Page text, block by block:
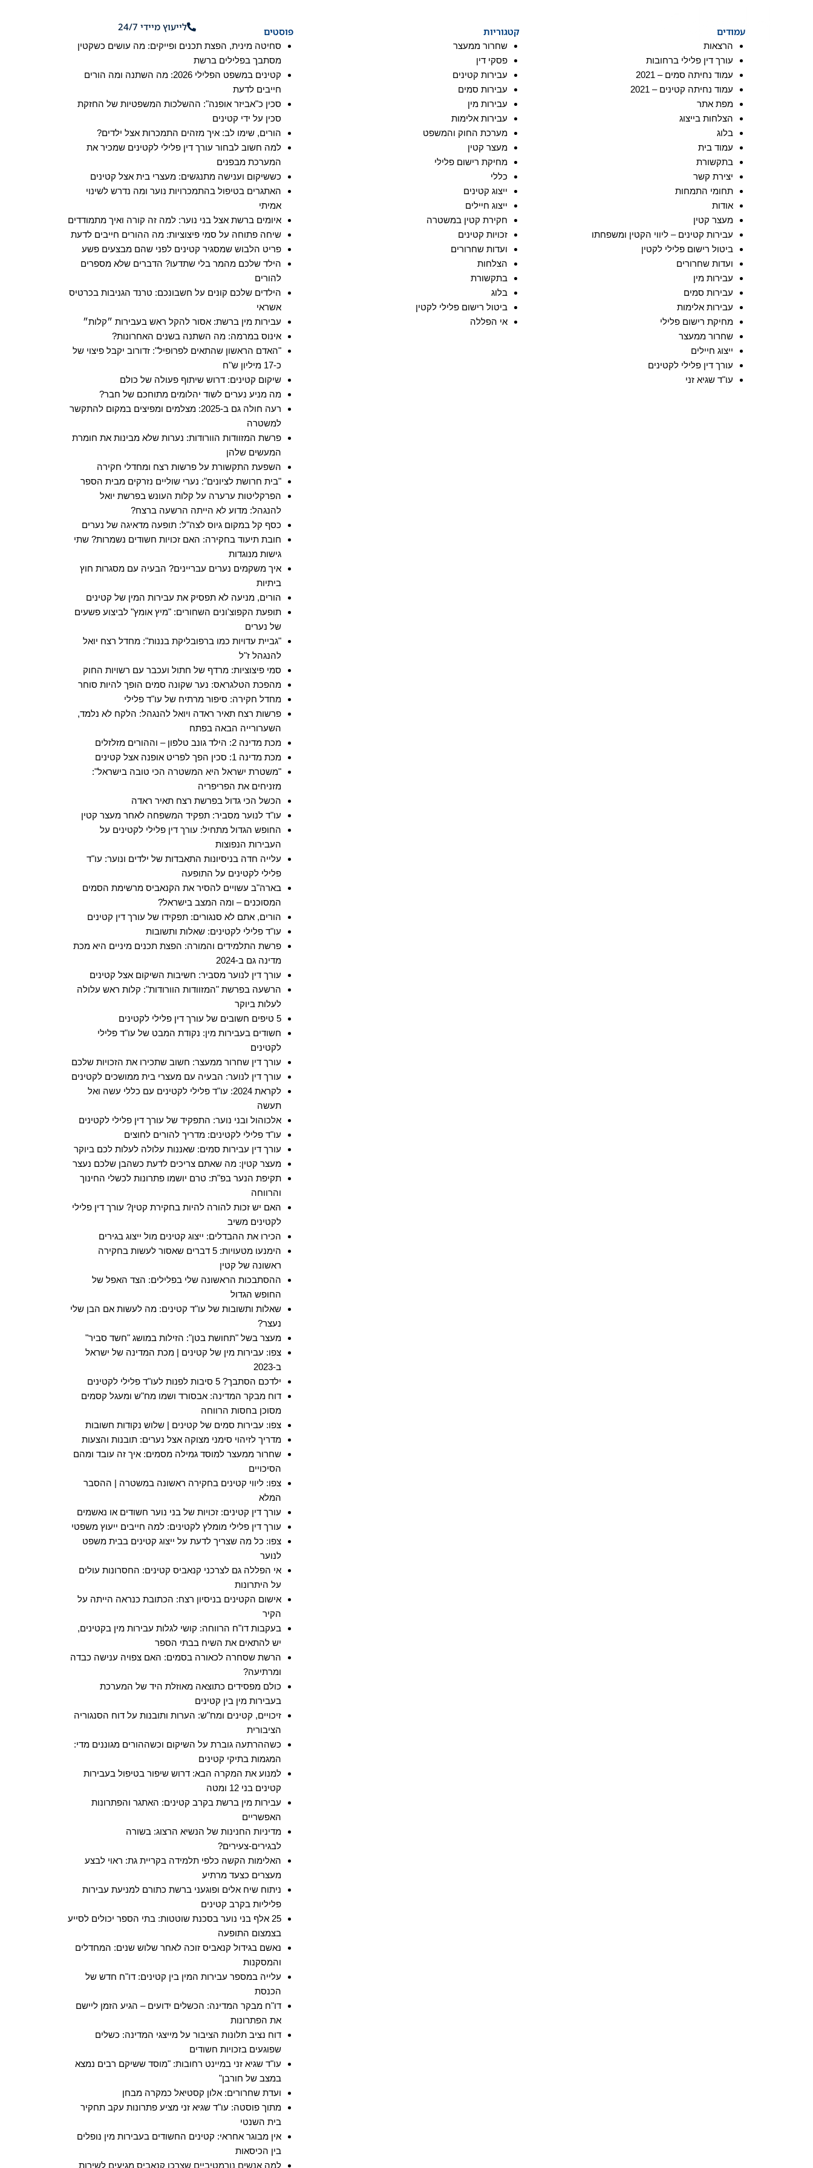
תחומי התמחות יצירת קשר לייעוץ מיידי 24/7 עמודים
הרצאות
עורך דין פלילי ברחובות
עמוד נחיתה סמים – 2021
עמוד נחיתה קטינים – 2021
מפת אתר
הצלחות בייצוג
בלוג
עמוד בית
בתקשורת
יצירת קשר
תחומי התמחות
אודות
מעצר קטין
עבירות קטינים – ליווי הקטין ומשפחתו
ביטול רישום פלילי לקטין
ועדות שחרורים
עבירות מין
עבירות סמים
עבירות אלימות
מחיקת רישום פלילי
שחרור ממעצר
ייצוג חיילים
עורך דין פלילי לקטינים
עו"ד שגיא זני
קטגוריות
שחרור ממעצר
פסקי דין
עבירות קטינים
עבירות סמים
עבירות מין
עבירות אלימות
מערכת החוק והמשפט
מעצר קטין
מחיקת רישום פלילי
כללי
ייצוג קטינים
ייצוג חיילים
חקירת קטין במשטרה
זכויות קטינים
ועדות שחרורים
הצלחות
בתקשורת
בלוג
ביטול רישום פלילי לקטין
אי הפללה
פוסטים
סחיטה מינית, הפצת תכנים ופייקים: מה עושים כשקטין
מסתבך בפלילים ברשת
קטינים במשפט הפלילי 2026: מה השתנה ומה הורים
חייבים לדעת
סכין כ"אביזר אופנה": ההשלכות המשפטיות של החזקת
סכין על ידי קטינים
הורים, שימו לב: איך מזהים התמכרות אצל ילדים?
למה חשוב לבחור עורך דין פלילי לקטינים שמכיר את
המערכת מבפנים
כששיקום וענישה מתנגשים: מעצרי בית אצל קטינים
האתגרים בטיפול בהתמכרויות נוער ומה נדרש לשינוי
אמיתי
איומים ברשת אצל בני נוער: למה זה קורה ואיך מתמודדים
שיחה פתוחה על סמי פיצוציות: מה ההורים חייבים לדעת
פריט הלבוש שמסגיר קטינים לפני שהם מבצעים פשע
הילד שלכם מהמר בלי שתדעו? הדברים שלא מספרים
להורים
הילדים שלכם קונים על חשבונכם: טרנד הגניבות בכרטיס
אשראי
עבירות מין ברשת: אסור להקל ראש בעבירות ״קלות״
אינוס במרמה: מה השתנה בשנים האחרונות?
"האדם הראשון שהתאים לפרופיל": זדורוב יקבל פיצוי של
כ-17 מיליון ש"ח
שיקום קטינים: דרוש שיתוף פעולה של כולם
מה מניע נערים לשוד יהלומים מתוחכם של חבר?
רעה חולה גם ב-2025: מצלמים ומפיצים במקום להתקשר
למשטרה
פרשת המזוודות הוורודות: נערות שלא מבינות את חומרת
המעשים שלהן
השפעת התקשורת על פרשות רצח ומחדלי חקירה
"בית חרושת לציונים": נערי שוליים נזרקים מבית הספר
הפרקליטות ערערה על קלות העונש בפרשת יואל
להנגהל: מדוע לא הייתה הרשעה ברצח?
כסף קל במקום גיוס לצה"ל: תופעה מדאיגה של נערים
חובת תיעוד בחקירה: האם זכויות חשודים נשמרות? שתי
גישות מנוגדות
איך משקמים נערים עבריינים? הבעיה עם מסגרות חוץ
ביתיות
הורים, מניעה לא תפסיק את עבירות המין של קטינים
תופעת הקפוצ'ונים השחורים: "מיץ אומץ" לביצוע פשעים
של נערים
"גביית עדויות כמו ברפובליקת בננות": מחדל רצח יואל
להנגהל ז"ל
סמי פיצוציות: מרדף של חתול ועכבר עם רשויות החוק
מהפכת הטלגראס: נער שקונה סמים הופך להיות סוחר
מחדל חקירה: סיפור מרתיח של עו"ד פלילי
פרשות רצח תאיר ראדה ויואל להנגהל: הלקח לא נלמד,
השערורייה הבאה בפתח
מכת מדינה 2: הילד גונב טלפון – וההורים מזלזלים
מכת מדינה 1: סכין הפך לפריט אופנה אצל קטינים
"משטרת ישראל היא המשטרה הכי טובה בישראל":
מזניחים את הפריפריה
הכשל הכי גדול בפרשת רצח תאיר ראדה
עו"ד לנוער מסביר: תפקיד המשפחה לאחר מעצר קטין
החופש הגדול מתחיל: עורך דין פלילי לקטינים על
העבירות הנפוצות
עלייה חדה בניסיונות התאבדות של ילדים ונוער: עו"ד
פלילי לקטינים על התופעה
בארה"ב עשויים להסיר את הקנאביס מרשימת הסמים
המסוכנים – ומה המצב בישראל?
הורים, אתם לא סנגורים: תפקידו של עורך דין קטינים
עו"ד פלילי לקטינים: שאלות ותשובות
פרשת התלמידים והמורה: הפצת תכנים מיניים היא מכת
מדינה גם ב-2024
עורך דין לנוער מסביר: חשיבות השיקום אצל קטינים
הרשעה בפרשת "המזוודות הוורודות": קלות ראש עלולה
לעלות ביוקר
5 טיפים חשובים של עורך דין פלילי לקטינים
חשודים בעבירות מין: נקודת המבט של עו"ד פלילי
לקטינים
עורך דין שחרור ממעצר: חשוב שתכירו את הזכויות שלכם
עורך דין לנוער: הבעיה עם מעצרי בית ממושכים לקטינים
לקראת 2024: עו"ד פלילי לקטינים עם כללי עשה ואל
תעשה
אלכוהול ובני נוער: התפקיד של עורך דין פלילי לקטינים
עו"ד פלילי לקטינים: מדריך להורים לחוצים
עורך דין עבירות סמים: שאננות עלולה לעלות לכם ביוקר
מעצר קטין: מה שאתם צריכים לדעת כשהבן שלכם נעצר
תקיפת הנער בפ"ת: טרם יושמו פתרונות לכשלי החינוך
והרווחה
האם יש זכות להורה להיות בחקירת קטין? עורך דין פלילי
לקטינים משיב
הכירו את ההבדלים: ייצוג קטינים מול ייצוג בגירים
הימנעו מטעויות: 5 דברים שאסור לעשות בחקירה
ראשונה של קטין
ההסתבכות הראשונה שלי בפלילים: הצד האפל של
החופש הגדול
שאלות ותשובות של עו"ד קטינים: מה לעשות אם הבן שלי
נעצר?
מעצר בשל "תחושת בטן": הזילות במושג "חשד סביר"
צפו: עבירות מין של קטינים | מכת המדינה של ישראל
ב-2023
ילדכם הסתבך? 5 סיבות לפנות לעו"ד פלילי לקטינים
דוח מבקר המדינה: אבסורד ושמו מח"ש ומעגל קסמים
מסוכן בחסות הרווחה
צפו: עבירות סמים של קטינים | שלוש נקודות חשובות
מדריך לזיהוי סימני מצוקה אצל נערים: תובנות והצעות
שחרור ממעצר למוסד גמילה מסמים: איך זה עובד ומהם
הסיכויים
צפו: ליווי קטינים בחקירה ראשונה במשטרה | ההסבר
המלא
עורך דין קטינים: זכויות של בני נוער חשודים או נאשמים
עורך דין פלילי מומלץ לקטינים: למה חייבים ייעוץ משפטי
צפו: כל מה שצריך לדעת על ייצוג קטינים בבית משפט
לנוער
אי הפללה גם לצרכני קנאביס קטינים: החסרונות עולים
על היתרונות
אישום הקטינים בניסיון רצח: הכתובת כנראה הייתה על
הקיר
בעקבות דו"ח הרווחה: קושי לגלות עבירות מין בקטינים,
יש להתאים את השיח בבתי הספר
הרשת שסחרה לכאורה בסמים: האם צפויה ענישה כבדה
ומרתיעה?
כולם מפסידים כתוצאה מאוזלת היד של המערכת
בעבירות מין בין קטינים
זיכויים, קטינים ומח"ש: הערות ותובנות על דוח הסנגוריה
הציבורית
כשההרתעה גוברת על השיקום וכשההורים מגוננים מדי:
המגמות בתיקי קטינים
למנוע את המקרה הבא: דרוש שיפור בטיפול בעבירות
קטינים בני 12 ומטה
עבירות מין ברשת בקרב קטינים: האתגר והפתרונות
האפשריים
מדיניות החנינות של הנשיא הרצוג: בשורה
לבגירים-צעירים?
האלימות הקשה כלפי תלמידה בקריית גת: ראוי לבצע
מעצרים כצעד מרתיע
ניתוח שיח אלים ופוגעני ברשת כתורם למניעת עבירות
פליליות בקרב קטינים
25 אלף בני נוער בסכנת שוטטות: בתי הספר יכולים לסייע
בצמצום התופעה
נאשם בגידול קנאביס זוכה לאחר שלוש שנים: המחדלים
והמסקנות
עלייה במספר עבירות המין בין קטינים: דו"ח חדש של
הכנסת
דו"ח מבקר המדינה: הכשלים ידועים – הגיע הזמן ליישם
את הפתרונות
דוח נציב תלונות הציבור על מייצגי המדינה: כשלים
שפוגעים בזכויות חשודים
עו"ד שגיא זני במיינט רחובות: "מוסד ששיקם רבים נמצא
במצב של חורבן"
ועדת שחרורים: אלון קסטיאל כמקרה מבחן
מתוך פוסטה: עו"ד שגיא זני מציע פתרונות עקב תחקיר
בית השנטי
אין מבוגר אחראי: קטינים החשודים בעבירות מין נופלים
בין הכיסאות
למה אנשים נורמטיביים שצרכו קנאביס מגיעים לשירות